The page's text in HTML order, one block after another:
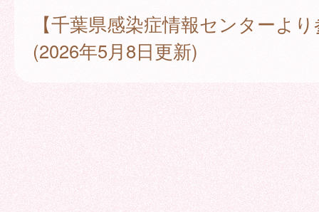
【千葉県感染症情報センターよ
(2026年5月8日更新)